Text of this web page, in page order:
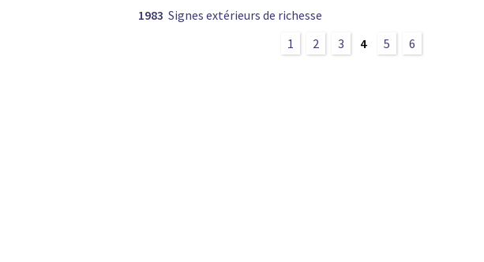
1983 Signes extérieurs de richesse
1
2 3 4 5 6